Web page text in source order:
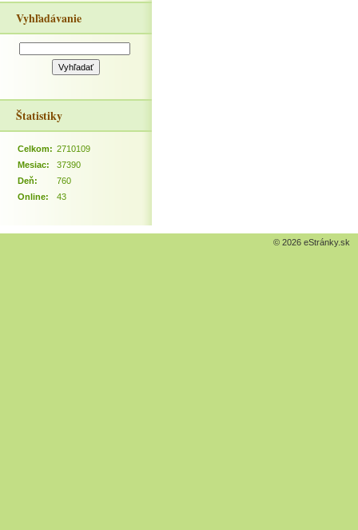
Vyhľadávanie
Štatistiky
Online: 43
Celkom: 2710109
Mesiac:
37390
Deň:
760
© 2026 eStránky.sk